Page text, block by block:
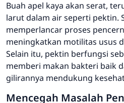
Buah apel kaya akan serat,
larut dalam air seperti pektin.
memperlancar proses
meningkatkan motilitas usus
Selain itu, pektin berfungsi
memberi makan bakteri baik
gilirannya mendukung
Mencegah Masalah